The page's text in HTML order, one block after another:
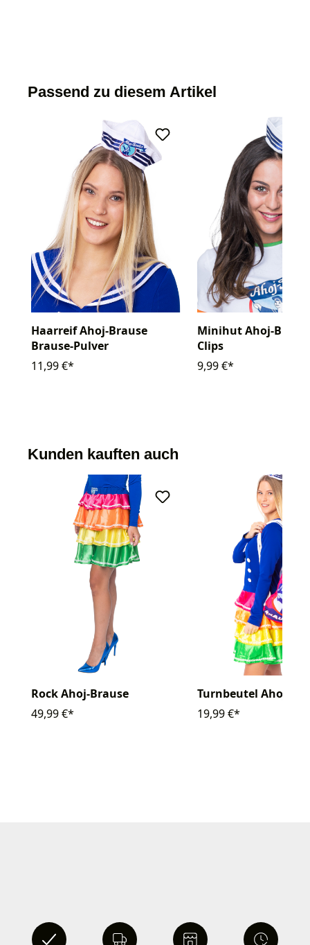
Passend zu diesem Artikel
Haarreif Ahoj-Brause
Brause-Pulver
11,99 €*
Minihut Ahoj-
Clips
9,99 €*
Kunden kauften auch
Rock Ahoj-Brause
49,99 €*
Turnbeutel Ahoj-
19,99 €*